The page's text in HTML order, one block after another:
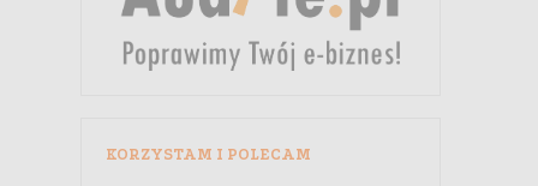
KORZYSTAM I POLECAM